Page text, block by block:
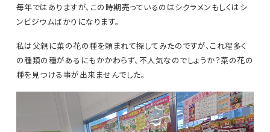
毎年ではありますが、この時期売っているのはシクラメンもしくはシ
ンビジウムばかりになります。
私は父親に菜の花の種を頼まれて探してみたのですが、これ程多く
の種類の種があるにもかかわらず、不人気なのでしょうか？菜の花の
種を見つける事が出来ませんでした。